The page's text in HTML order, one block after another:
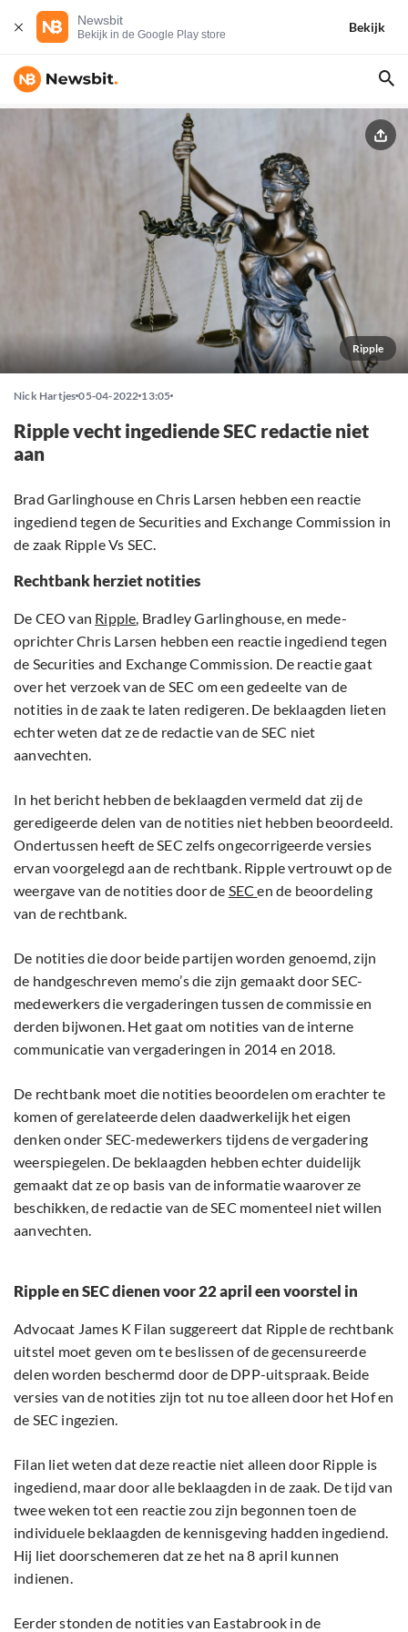
Newsbit
Bekijk in de Google Play store
Bekijk
Ripple
Nick Hartjes 05-04-2022 13:05
Ripple vecht ingediende SEC redactie niet
aan
Brad Garlinghouse en Chris Larsen hebben een reactie
ingediend tegen de Securities and Exchange Commission in
de zaak Ripple Vs SEC.
Rechtbank herziet notities
De CEO van Ripple, Bradley Garlinghouse, en mede-
oprichter Chris Larsen hebben een reactie ingediend tegen
de Securities and Exchange Commission. De reactie gaat
over het verzoek van de SEC om een gedeelte van de
notities in de zaak te laten redigeren. De beklaagden lieten
echter weten dat ze de redactie van de SEC niet
aanvechten.
In het bericht hebben de beklaagden vermeld dat zij de
geredigeerde delen van de notities niet hebben beoordeeld.
Ondertussen heeft de SEC zelfs ongecorrigeerde versies
ervan voorgelegd aan de rechtbank. Ripple vertrouwt op de
weergave van de notities door de SECen de beoordeling
van de rechtbank.
De notities die door beide partijen worden genoemd, zijn
de handgeschreven memo’s die zijn gemaakt door SEC-
medewerkers die vergaderingen tussen de commissie en
derden bijwonen. Het gaat om notities van de interne
communicatie van vergaderingen in 2014 en 2018.
De rechtbank moet die notities beoordelen om erachter te
komen of gerelateerde delen daadwerkelijk het eigen
denken onder SEC-medewerkers tijdens de vergadering
weerspiegelen. De beklaagden hebben echter duidelijk
gemaakt dat ze op basis van de informatie waarover ze
beschikken, de redactie van de SEC momenteel niet willen
aanvechten.
Ripple en SEC dienen voor 22 april een voorstel in
Advocaat James K Filan suggereert dat Ripple de rechtbank
uitstel moet geven om te beslissen of de gecensureerde
delen worden beschermd door de DPP-uitspraak. Beide
versies van de notities zijn tot nu toe alleen door het Hof en
de SEC ingezien.
Filan liet weten dat deze reactie niet alleen door Ripple is
ingediend, maar door alle beklaagden in de zaak. De tijd van
twee weken tot een reactie zou zijn begonnen toen de
individuele beklaagden de kennisgeving hadden ingediend.
Hij liet doorschemeren dat ze het na 8 april kunnen
indienen.
Eerder stonden de notities van Eastabrook in de